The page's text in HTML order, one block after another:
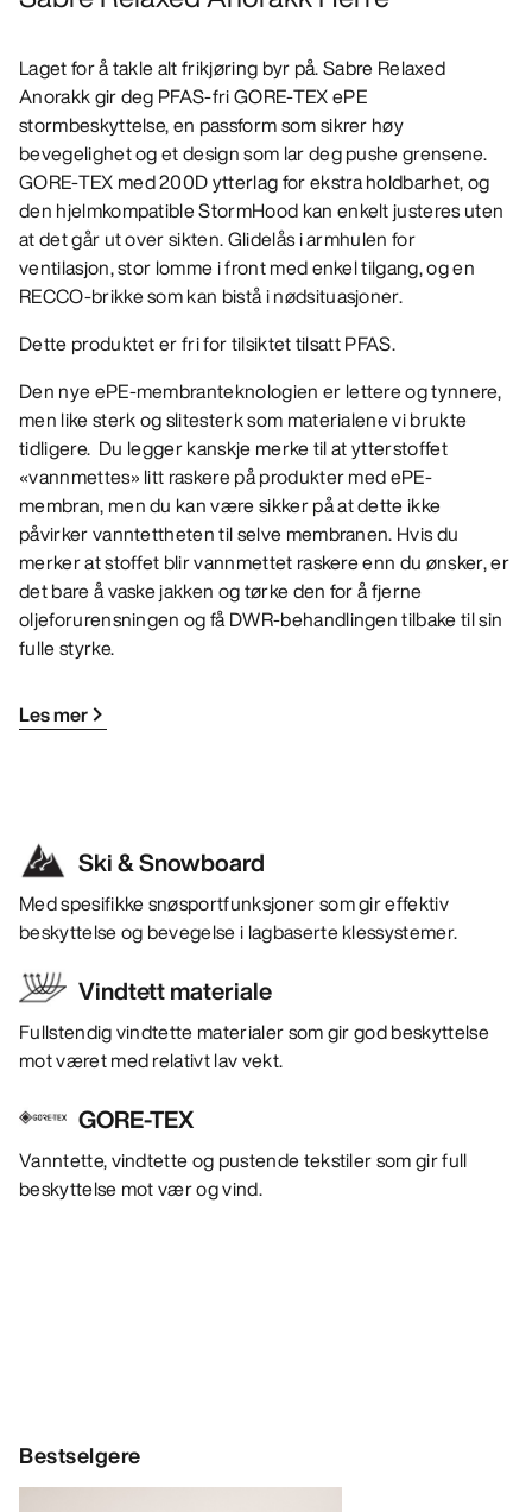
Laget for å takle alt frikjøring byr på. Sabre Relaxed
Anorakk gir deg PFAS-fri GORE-TEX ePE
stormbeskyttelse, en passform som sikrer høy
bevegelighet og et design som lar deg pushe grensene.
GORE-TEX med 200D ytterlag for ekstra holdbarhet, og
den hjelmkompatible StormHood kan enkelt justeres uten
at det går ut over sikten. Glidelås i armhulen for
ventilasjon, stor lomme i front med enkel tilgang, og en
RECCO-brikke som kan bistå i nødsituasjoner.
Dette produktet er fri for tilsiktet tilsatt PFAS.
Den nye ePE-membranteknologien er lettere og tynnere,
men like sterk og slitesterk som materialene vi brukte
tidligere. Du legger kanskje merke til at ytterstoffet
«vannmettes» litt raskere på produkter med ePE-
membran, men du kan være sikker på at dette ikke
påvirker vanntettheten til selve membranen. Hvis du
merker at stoffet blir vannmettet raskere enn du ønsker, er
det bare å vaske jakken og tørke den for å fjerne
oljeforurensningen og få DWR-behandlingen tilbake til sin
fulle styrke.
Les mer
Ski & Snowboard
Med spesifikke snøsportfunksjoner som gir effektiv
beskyttelse og bevegelse i lagbaserte klessystemer.
Vindtett materiale
Fullstendig vindtette materialer som gir god beskyttelse
mot været med relativt lav vekt.
GORE-TEX
Vanntette, vindtette og pustende tekstiler som gir full
beskyttelse mot vær og vind.
Bestselgere